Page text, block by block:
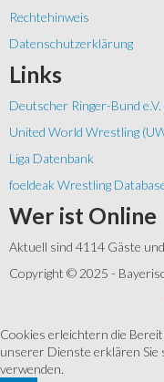
Rechtehinweis
Datenschutzerklärung
Links
Deutscher Ringer-Bund e.V.
United World Wrestling
Liga Datenbank
foeldeak Wrestling
Wer ist Online
Aktuell sind 4114 Gäste
Copyright © 2025 -
Cookies erleichtern die
unserer Dienste erklären Sie
verwenden.